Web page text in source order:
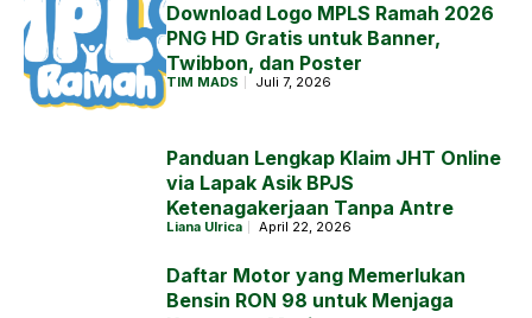
Download Logo MPLS Ramah 2026
PNG HD Gratis untuk Banner,
Twibbon, dan Poster
TIM MADS Juli 7, 2026
Panduan Lengkap Klaim JHT Online
via Lapak Asik BPJS
Ketenagakerjaan Tanpa Antre
Liana Ulrica April 22, 2026
Daftar Motor yang Memerlukan
Bensin RON 98 untuk Menjaga